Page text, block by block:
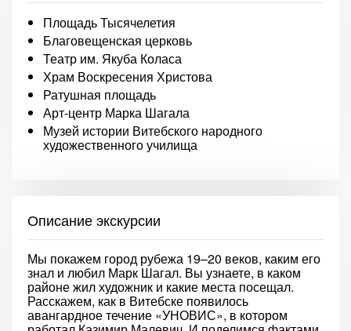
Площадь Тысячелетия
Благовещенская церковь
Театр им. Якуба Коласа
Храм Воскресения Христова
Ратушная площадь
Арт-центр Марка Шагала
Музей истории Витебского народного
художественного училища
Описание экскурсии
Мы покажем город рубежа 19–20 веков, каким его
знал и любил Марк Шагал. Вы узнаете, в каком
районе жил художник и какие места посещал.
Расскажем, как в Витебске появилось
авангардное течение «УНОВИС», в котором